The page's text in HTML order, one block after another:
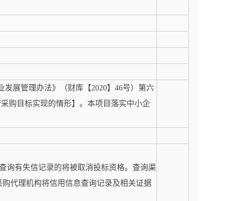
展管理办法》（财库【2020】46号）第六
购目标实现的情形】。本项目落实中小企
询有失信记录的将被取消投标资格。查询渠
购代理机构将信用信息查询记录及相关证据